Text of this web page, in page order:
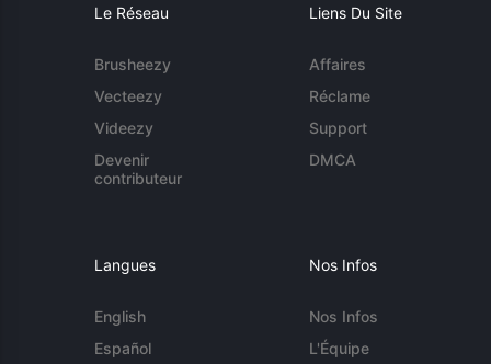
Le Réseau
Brusheezy
Vecteezy
Videezy
Devenir
contributeur
Liens Du Site
Affaires
Réclame
Support
DMCA
Langues
English
Español
Nos Infos
Nos Infos
L'Équipe